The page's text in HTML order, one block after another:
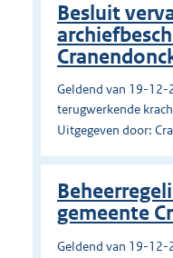
Besluit
Geldend van 19-
terugwerkende
Uitgegeven door:
gemeente
Geldend van 19-